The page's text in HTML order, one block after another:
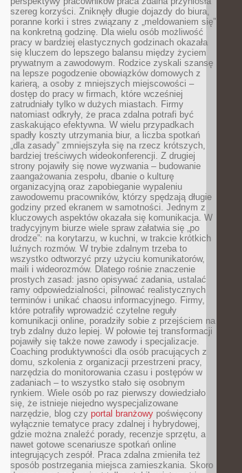
szereg korzyści. Zniknęły długie dojazdy do biura,
poranne korki i stres związany z „meldowaniem się”
na konkretną godzinę. Dla wielu osób możliwość
pracy w bardziej elastycznych godzinach okazała
się kluczem do lepszego balansu między życiem
prywatnym a zawodowym. Rodzice zyskali szansę
na lepsze pogodzenie obowiązków domowych z
karierą, a osoby z mniejszych miejscowości –
dostęp do pracy w firmach, które wcześniej
zatrudniały tylko w dużych miastach. Firmy
natomiast odkryły, że praca zdalna potrafi być
zaskakująco efektywna. W wielu przypadkach
spadły koszty utrzymania biur, a liczba spotkań
„dla zasady” zmniejszyła się na rzecz krótszych,
bardziej treściwych wideokonferencji. Z drugiej
strony pojawiły się nowe wyzwania – budowanie
zaangażowania zespołu, dbanie o kulturę
organizacyjną oraz zapobieganie wypaleniu
zawodowemu pracowników, którzy spędzają długie
godziny przed ekranem w samotności. Jednym z
kluczowych aspektów okazała się komunikacja. W
tradycyjnym biurze wiele spraw załatwia się „po
drodze”: na korytarzu, w kuchni, w trakcie krótkich
luźnych rozmów. W trybie zdalnym trzeba to
wszystko odtworzyć przy użyciu komunikatorów,
maili i wideorozmów. Dlatego rośnie znaczenie
prostych zasad: jasno opisywać zadania, ustalać
ramy odpowiedzialności, pilnować realistycznych
terminów i unikać chaosu informacyjnego. Firmy,
które potrafiły wprowadzić czytelne reguły
komunikacji online, poradziły sobie z przejściem na
tryb zdalny dużo lepiej. W połowie tej transformacji
pojawiły się także nowe zawody i specjalizacje.
Coaching produktywności dla osób pracujących z
domu, szkolenia z organizacji przestrzeni pracy,
narzędzia do monitorowania czasu i postępów w
zadaniach – to wszystko stało się osobnym
rynkiem. Wiele osób po raz pierwszy dowiedziało
się, że istnieje niejedno wyspecjalizowane
narzędzie, blog czy portal branżowy poświęcony
wyłącznie tematyce pracy zdalnej i hybrydowej,
gdzie można znaleźć porady, recenzje sprzętu, a
nawet gotowe scenariusze spotkań online
integrujących zespół. Praca zdalna zmieniła też
sposób postrzegania miejsca zamieszkania. Skoro